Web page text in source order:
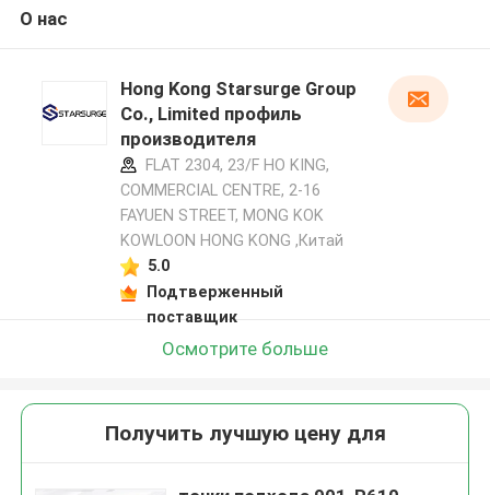
О нас
Hong Kong Starsurge Group
Co., Limited профиль
производителя
FLAT 2304, 23/F HO KING,
COMMERCIAL CENTRE, 2-16
FAYUEN STREET, MONG KOK
KOWLOON HONG KONG ,Китай
5.0
Подтверженный
поставщик
Осмотрите больше
Получить лучшую цену для